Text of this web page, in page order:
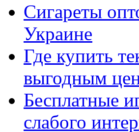
Сигареты
Украине
Где купить
выгодным
Бесплатные
слабого